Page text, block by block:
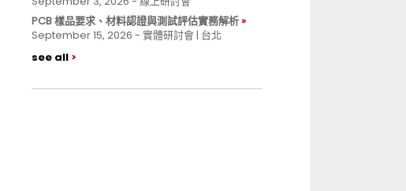
PCB 樣品要求、材料認證與測試評估實務解析
September 15, 2026 - 實體研討會 | 台北
see all